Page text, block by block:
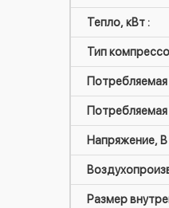
Тепло, кВт :
Тип
Напряжение, В
Размер